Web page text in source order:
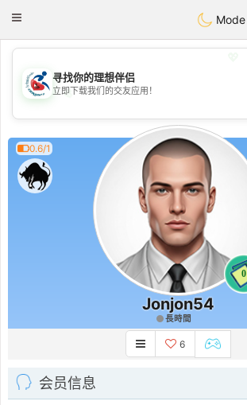
Handi Space
Toggle
Mode
💖
💕
寻找你的理想伴侣
立即下载我们的交友应用！
0.6/1
0
Jonjon54
長時間
6
会员信息